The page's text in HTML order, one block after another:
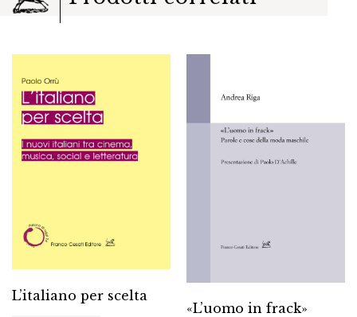
L’italiano per scelta
«L’uomo in frack»